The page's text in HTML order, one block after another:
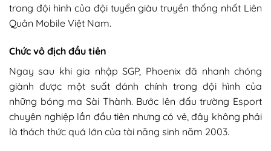
trong đội hình của đội tuyển giàu truyền thống nhất Liên
Quân Mobile Việt Nam.
Chức vô địch đầu tiên
Ngay sau khi gia nhập SGP, Phoenix đã nhanh chóng
giành được một suất đánh chính trong đội hình của
những bóng ma Sài Thành. Bước lên đấu trường Esport
chuyên nghiệp lần đầu tiên nhưng có vẻ, đây không phải
là thách thức quá lớn của tài năng sinh năm 2003.